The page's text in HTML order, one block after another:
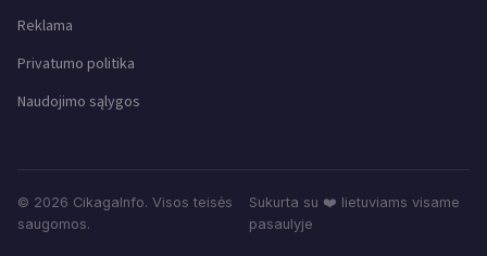
Reklama
Privatumo politika
Naudojimo sąlygos
© 2026 CikagaInfo. Visos teisės
saugomos.
Sukurta su ❤️ lietuviams visame
pasaulyje